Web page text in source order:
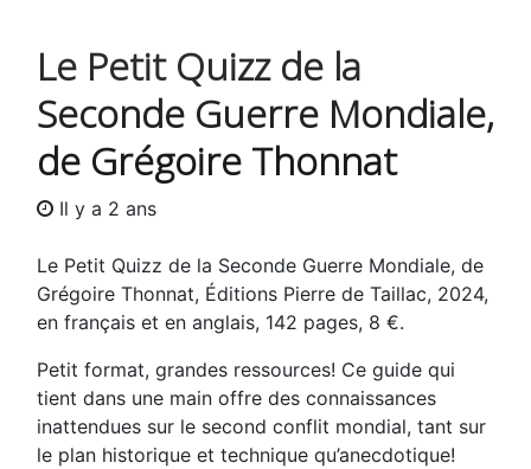
Le Petit Quizz de la
Seconde Guerre Mondiale,
de Grégoire Thonnat
Il y a 2 ans
Le Petit Quizz de la Seconde Guerre Mondiale, de
Grégoire Thonnat, Éditions Pierre de Taillac, 2024,
en français et en anglais, 142 pages, 8 €.
Petit format, grandes ressources! Ce guide qui
tient dans une main offre des connaissances
inattendues sur le second conflit mondial, tant sur
le plan historique et technique qu’anecdotique!